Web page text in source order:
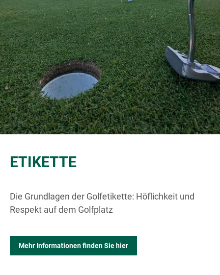
ETIKETTE
Die Grundlagen der Golfetikette: Höflichkeit und
Respekt auf dem Golfplatz
Mehr Informationen finden Sie hier